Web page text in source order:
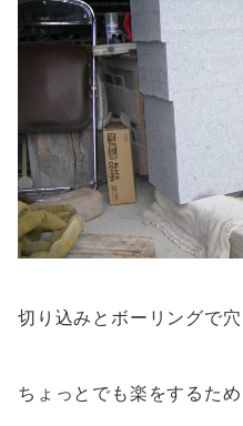
切り込みとボーリングで穴
ちょっとでも楽をするた